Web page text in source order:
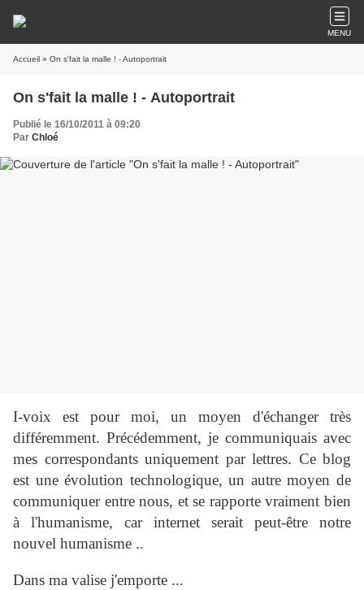
MENU
Accueil » On s'fait la malle ! - Autoportrait
On s'fait la malle ! - Autoportrait
Publié le 16/10/2011 à 09:20
Par Chloé
I-voix est pour moi, un moyen d'échanger très
différemment. Précédemment, je communiquais avec
mes correspondants uniquement par lettres. Ce blog
est une évolution technologique, un autre moyen de
communiquer entre nous, et se rapporte vraiment bien
à l'humanisme, car internet serait peut-être notre
nouvel humanisme ..
Dans ma valise j'emporte ...